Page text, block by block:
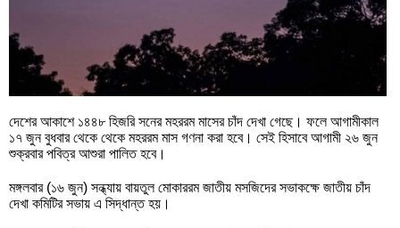
দেশের আকাশে ১৪৪৮ হিজরি সনের মহররম মাসের চাঁদ দেখা গেছে। ফলে আগামীকাল
১৭ জুন বুধবার থেকে থেকে মহররম মাস গণনা করা হবে। সেই হিসাবে আগামী ২৬ জুন
শুক্রবার পবিত্র আশুরা পালিত হবে।
মঙ্গলবার (১৬ জুন) সন্ধ্যায় বায়তুল মোকাররম জাতীয় মসজিদের সভাকক্ষে জাতীয় চাঁদ
দেখা কমিটির সভায় এ সিদ্ধান্ত হয়।